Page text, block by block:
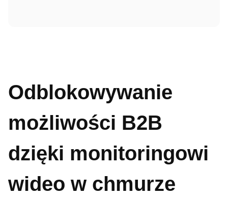
Odblokowywanie
możliwości B2B
dzięki monitoringowi
wideo w chmurze